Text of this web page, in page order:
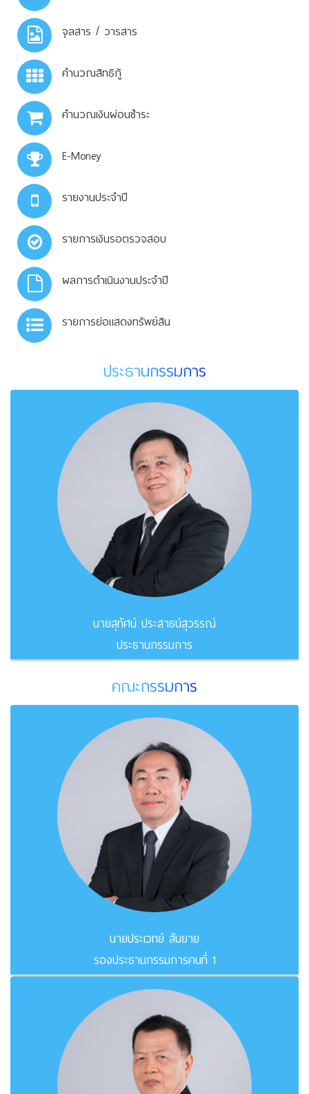
จุลสาร / วารสาร
คำนวณสิทธิกู้
คำนวณเงินผ่อนชำระ
E-Money
รายงานประจำปี
รายการเงินรอตรวจสอบ
ผลการดำเนินงานประจำปี
รายการย่อแสดงทรัพย์สิน
ประธานกรรมการ
นายสุทัศน์ ประสาธน์สุวรรณ์
ประธานกรรมการ
คณะกรรมการ
นายประเวทย์ สันยาย
รองประธานกรรมการคนที่ 1